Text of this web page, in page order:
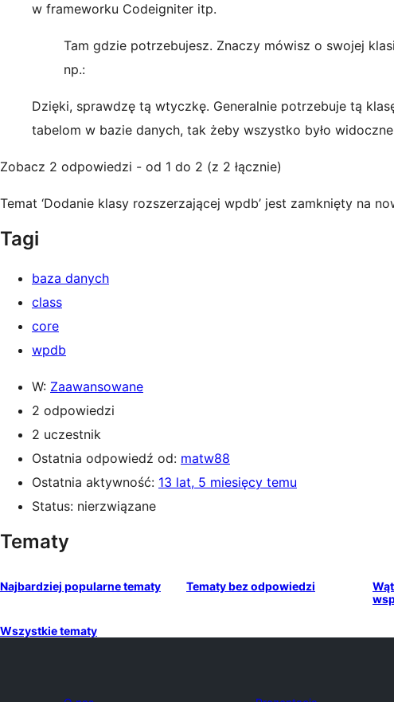
w frameworku Codeigniter itp.
Tam gdzie potrzebujesz. Znaczy mówisz o swojej
np.:
Dzięki, sprawdzę tą wtyczkę. Generalnie potrzebuje tą
tabelom w bazie danych, tak żeby wszystko było
Zobacz 2 odpowiedzi - od 1 do 2 (z 2 łącznie)
Temat ‘Dodanie klasy rozszerzającej wpdb’ jest zamknięty na
Tagi
baza danych
class
core
wpdb
W: Zaawansowane
2 odpowiedzi
2 uczestnik
Ostatnia odpowiedź od: matw88
Ostatnia aktywność: 13 lat, 5 miesięcy temu
Status: nierzwiązane
Tematy
Najbardziej popularne tematy Tematy bez odpowiedzi
Wszystkie tematy